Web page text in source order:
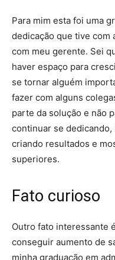
Para mim esta foi uma
dedicação que tive com
com meu gerente. Sei
haver espaço para
se tornar alguém
fazer com alguns
parte da solução e não
continuar se
criando resultados e
superiores.
Fato curioso
Outro fato interessante
conseguir aumento de
minha graduação em